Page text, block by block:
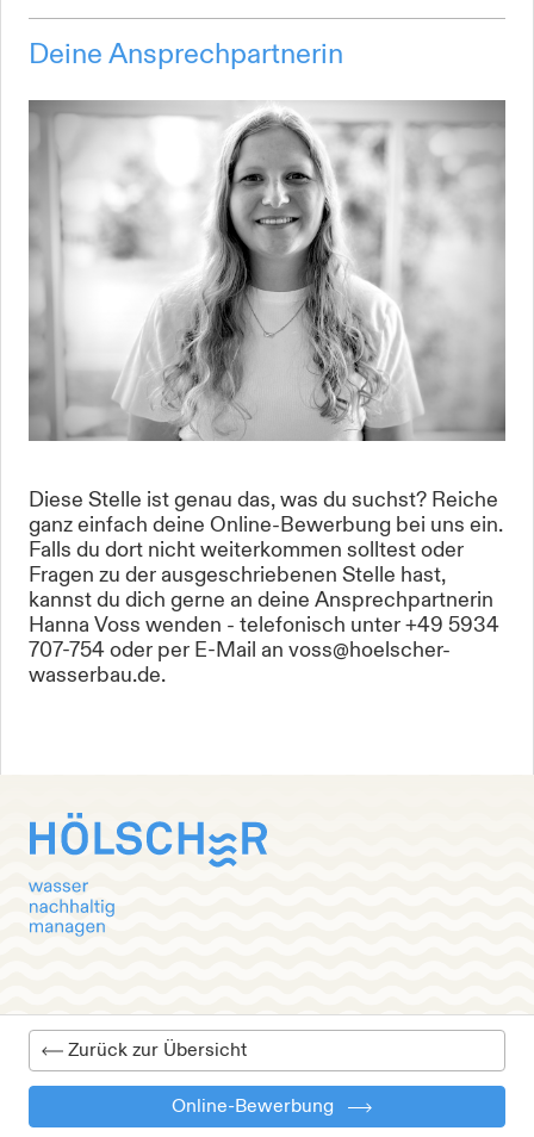
Deine Ansprechpartnerin
Diese Stelle ist genau das, was du suchst? Reiche
ganz einfach deine Online-Bewerbung bei uns ein.
Falls du dort nicht weiterkommen solltest oder
Fragen zu der ausgeschriebenen Stelle hast,
kannst du dich gerne an deine Ansprechpartnerin
Hanna Voss wenden - telefonisch unter +49 5934
707-754 oder per E-Mail an voss@hoelscher-
wasserbau.de.